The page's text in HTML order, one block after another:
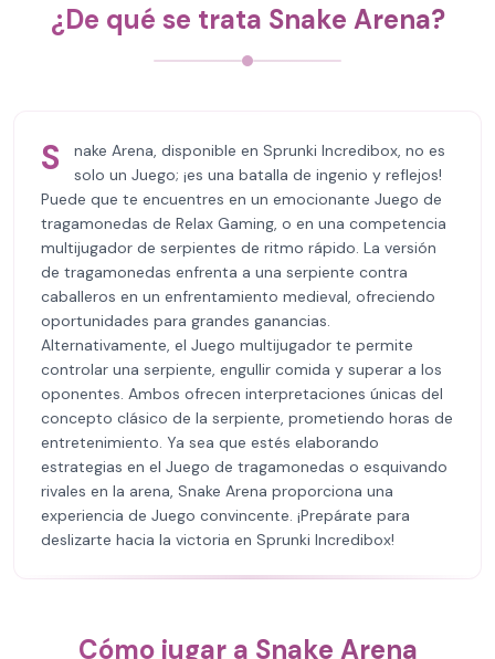
¿De qué se trata Snake Arena?
S
nake Arena, disponible en Sprunki Incredibox, no es
solo un Juego; ¡es una batalla de ingenio y reflejos!
Puede que te encuentres en un emocionante Juego de
tragamonedas de Relax Gaming, o en una competencia
multijugador de serpientes de ritmo rápido. La versión
de tragamonedas enfrenta a una serpiente contra
caballeros en un enfrentamiento medieval, ofreciendo
oportunidades para grandes ganancias.
Alternativamente, el Juego multijugador te permite
controlar una serpiente, engullir comida y superar a los
oponentes. Ambos ofrecen interpretaciones únicas del
concepto clásico de la serpiente, prometiendo horas de
entretenimiento. Ya sea que estés elaborando
estrategias en el Juego de tragamonedas o esquivando
rivales en la arena, Snake Arena proporciona una
experiencia de Juego convincente. ¡Prepárate para
deslizarte hacia la victoria en Sprunki Incredibox!
Cómo jugar a Snake Arena